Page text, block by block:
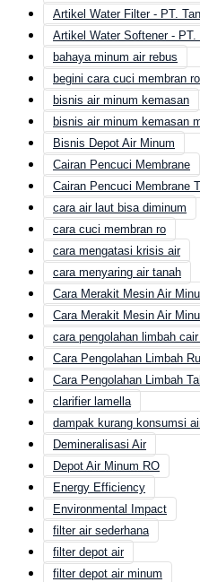
Artikel Water Filter - PT.
Artikel Water Softener - PT.
bahaya minum air rebus
begini cara cuci membran ro
bisnis air minum kemasan
bisnis air minum kemasan
Bisnis Depot Air Minum
Cairan Pencuci Membrane
Cairan Pencuci Membrane
cara air laut bisa diminum
cara cuci membran ro
cara mengatasi krisis air
cara menyaring air tanah
Cara Merakit Mesin Air
Cara Merakit Mesin Air
cara pengolahan limbah
Cara Pengolahan Limbah
Cara Pengolahan Limbah
clarifier lamella
dampak kurang konsumsi
Demineralisasi Air
Depot Air Minum RO
Energy Efficiency
Environmental Impact
filter air sederhana
filter depot air
filter depot air minum